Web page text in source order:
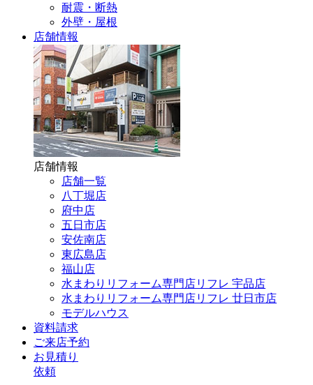
耐震・断熱
外壁・屋根
店舗情報
店舗情報
店舗一覧
八丁堀店
府中店
五日市店
安佐南店
東広島店
福山店
水まわりリフォーム専門店リフレ 宇品店
水まわりリフォーム専門店リフレ 廿日市店
モデルハウス
資料請求
ご来店予約
お見積り
依頼